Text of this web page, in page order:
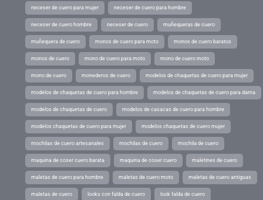
neceser de cuero para mujer neceser de cuero para hombre
neceser de cuero hombre neceser de cuero muñequeras de cuero
muñequera de cuero monos de cuero para moto monos de cuero baratos
monos de cuero mono de cuero para moto mono de cuero moto
mono de cuero monederos de cuero modelos de chaquetas de cuero para mujer
modelos de chaquetas de cuero para hombre modelos de chaquetas de cuero para dama
modelos de chaquetas de cuero modelos de casacas de cuero para hombre
modelos chaquetas de cuero para mujer modelos chaquetas de cuero mujer
mochilas de cuero artesanales mochilas de cuero mochila de cuero
maquina de coser cuero barata maquina de coser cuero maletines de cuero
maletas de cuero para hombre maletas de cuero moto maletas de cuero antiguas
maletas de cuero looks con falda de cuero look falda de cuero